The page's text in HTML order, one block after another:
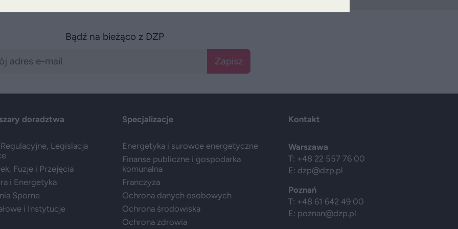
Bądź na bieżąco z DZP
Zapisz
doradztwa
Legislacja
Fuzje i Przejęcia
i Energetyka
Sporne
i Instytucje
Specjalizacje
Energetyka i surowce energetyczne
Finanse publiczne i gospodarka
komunalna
Franczyza
Ochrona danych osobowych
Ochrona środowiska
Ochrona zdrowia
Kontakt
Warszawa
T: +48 22 557 76 00
E: dzp@dzp.pl
Poznań
T: +48 61 642 49 00
E: poznan@dzp.pl